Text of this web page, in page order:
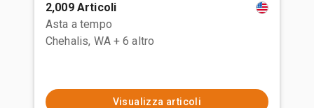
2,009 Articoli
Asta a tempo
Chehalis, WA + 6 altro
Visualizza articoli